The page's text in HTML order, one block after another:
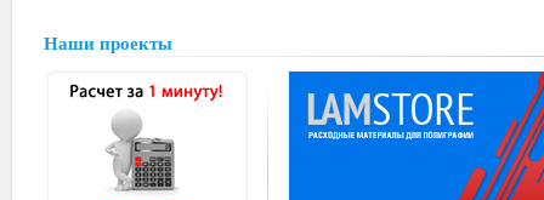
Наши проекты